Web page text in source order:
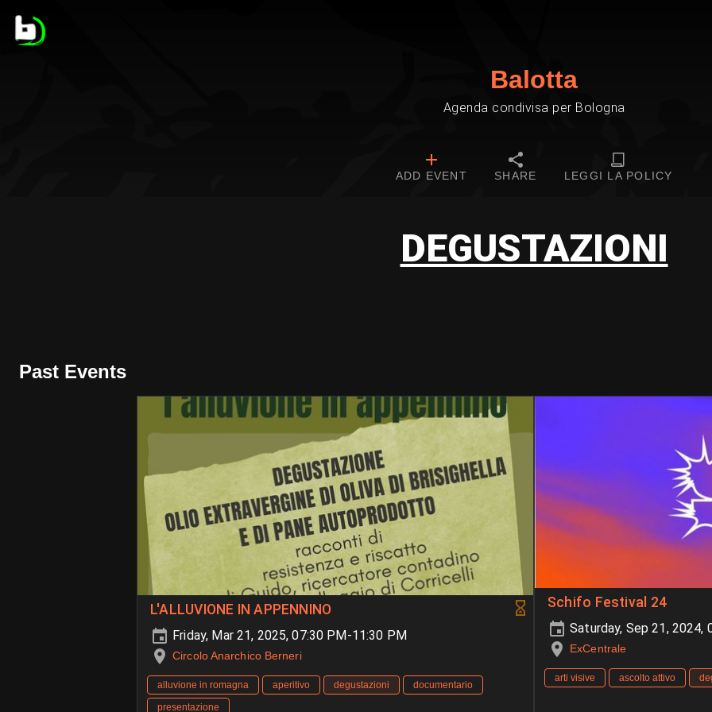
Balotta
Agenda condivisa per Bologna
ADD EVENT SHARE LEGGI LA POLICY
DEGUSTAZIONI
Past Events
L'ALLUVIONE IN APPENNINO
Friday, Mar 21, 2025, 07:30 PM-11:30 PM
Circolo Anarchico Berneri
alluvione in romagna aperitivo degustazioni
documentario
presentazione
Schifo Festival 24
Saturday, Sep 21, 2024,
ExCentrale
arti visive ascolto attivo